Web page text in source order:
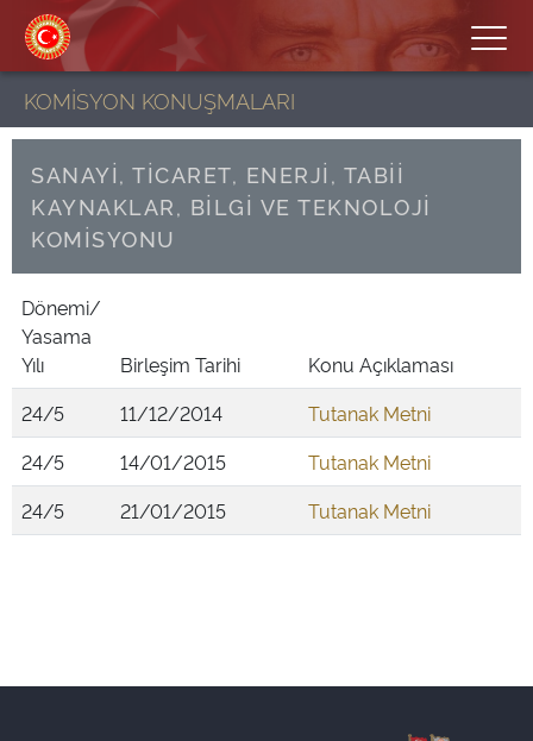
KOMİSYON KONUŞMALARI
SANAYİ, TİCARET, ENERJİ, TABİİ
KAYNAKLAR, BİLGİ VE TEKNOLOJİ
KOMİSYONU
Dönemi/
Yasama
Yılı
Birleşim Tarihi
Konu Açıklaması
24/5
11/12/2014
Tutanak Metni
24/5
14/01/2015
Tutanak Metni
24/5
21/01/2015 Tutanak Metni